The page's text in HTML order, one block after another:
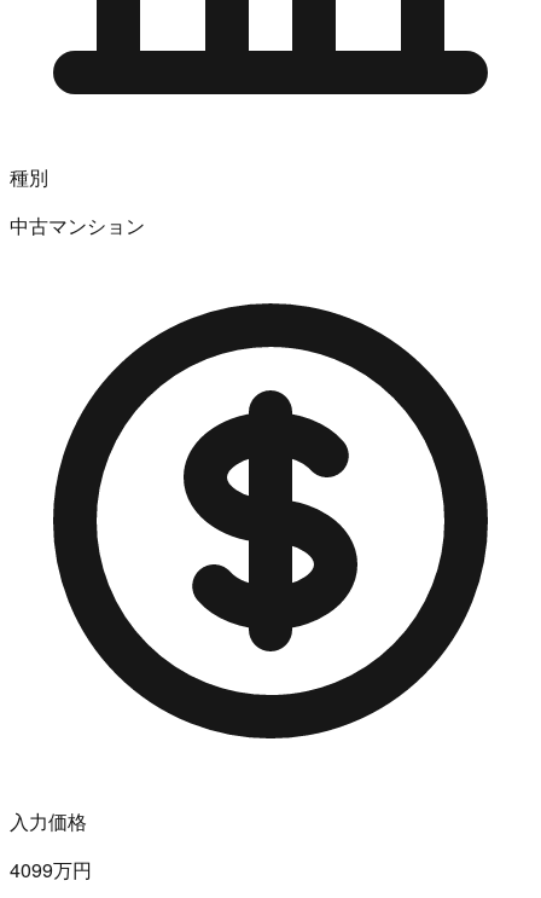
種別
中古マンション
入力価格
4099万円